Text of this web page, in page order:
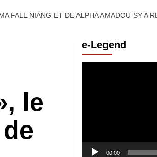
FALL NIANG ET DE ALPHA AMADOU SY A
le
e-Legend
00:00